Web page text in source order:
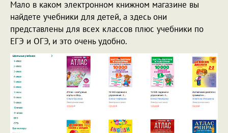
Мало в каком электронном книжном магазине вы
найдете учебники для детей, а здесь они
представлены для всех классов плюс учебники по
ЕГЭ и ОГЭ, и это очень удобно.